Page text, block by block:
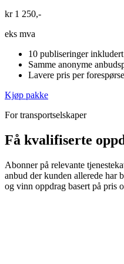
kr 1 250,-
eks mva
10 publiseringer inkludert
Samme anonyme
Lavere pris per
Kjøp pakke
For transportselskaper
Få kvalifiserte
Abonner på relevante
anbud der kunden allerede har
og vinn oppdrag basert på pris